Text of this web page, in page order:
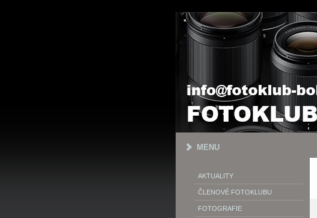
MENU
AKTUALITY
ČLENOVÉ FOTOKLUBU
FOTOGRAFIE